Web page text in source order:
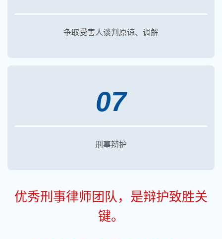
争取受害人谈判原谅、调解
07
刑事辩护
优秀刑事律师团队，是辩护致胜关
键。